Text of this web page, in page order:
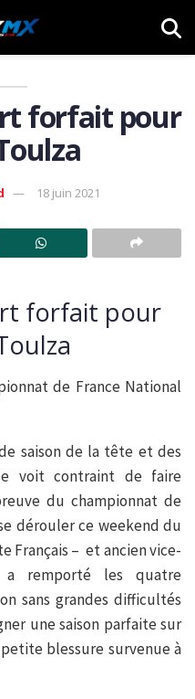
forfait pour
18 juin 2021
forfait pour
de France National
saison de la tête et des
voit contraint de faire
du championnat de
dérouler ce weekend du
Français – et ancien vice-
a remporté les quatre
sans grandes difficultés
une saison parfaite sur
blessure survenue à